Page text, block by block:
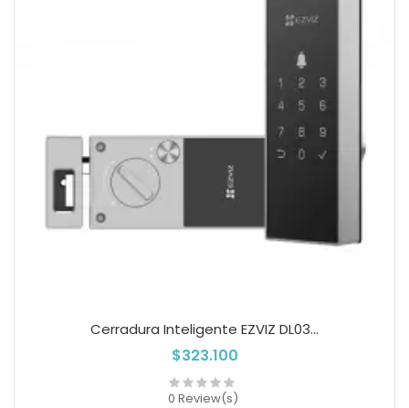
Cerradura Inteligente EZVIZ DL03...
$323.100
0 Review(s)